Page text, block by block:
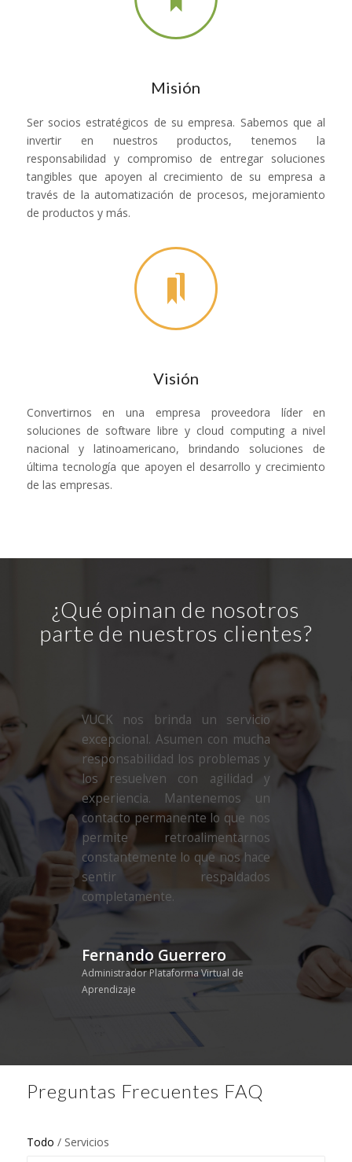
Misión
Ser socios estratégicos de su empresa. Sabemos que al
invertir en nuestros productos, tenemos la
responsabilidad y compromiso de entregar soluciones
tangibles que apoyen al crecimiento de su empresa a
través de la automatización de procesos, mejoramiento
de productos y más.
Visión
Convertirnos en una empresa proveedora líder en
soluciones de software libre y cloud computing a nivel
nacional y latinoamericano, brindando soluciones de
última tecnología que apoyen el desarrollo y crecimiento
de las empresas.
¿Qué opinan de nosotros
parte de nuestros clientes?
VUCK nos brinda un servicio
excepcional. Asumen con mucha
responsabilidad los problemas y
los resuelven con agilidad y
experiencia. Mantenemos un
contacto permanente lo que nos
permite retroalimentarnos
constantemente lo que nos hace
sentir respaldados
completamente.
Fernando Guerrero
Administrador Plataforma Virtual de
Aprendizaje
Preguntas Frecuentes FAQ
Todo / Servicios